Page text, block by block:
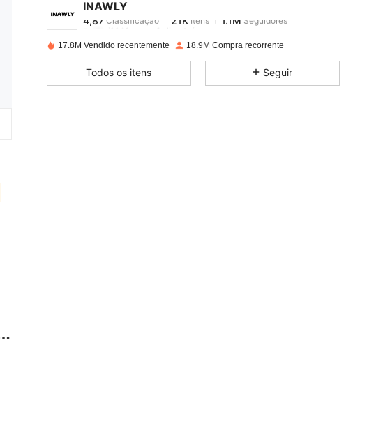
INAWLY
4,87Classificação
i***1pago1 dia atrás
17.8M Vendido recentemente 18.9M Compra recorrente
Todos os itens Seguir